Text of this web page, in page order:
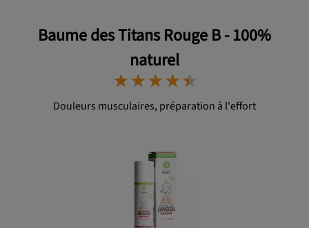
Baume des Titans Rouge B - 100%
naturel
⋆⋆⋆⋆⋆
⋆⋆⋆⋆⋆
Douleurs musculaires, préparation à l'effort